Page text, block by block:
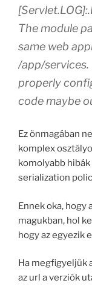
The module
same web
/app/
properly
code maybe
Ez önmagában
komplex
komolyabb
serialization
Ennek oka, hogy
magukban, hol
hogy az egyezik
Ha megfigyeljük
az url a verziók